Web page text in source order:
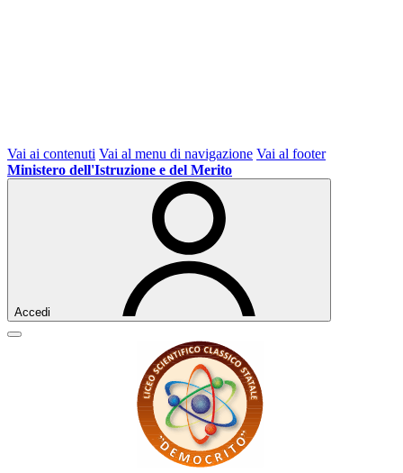
Vai ai contenuti Vai al menu di navigazione Vai al footer
Ministero dell'Istruzione e del Merito
Accedi